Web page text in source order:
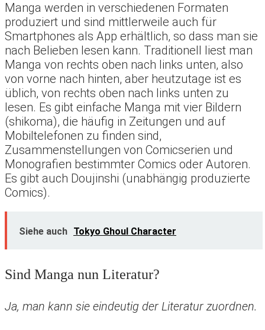
Manga werden in verschiedenen Formaten
produziert und sind mittlerweile auch für
Smartphones als App erhältlich, so dass man sie
nach Belieben lesen kann. Traditionell liest man
Manga von rechts oben nach links unten, also
von vorne nach hinten, aber heutzutage ist es
üblich, von rechts oben nach links unten zu
lesen. Es gibt einfache Manga mit vier Bildern
(shikoma), die häufig in Zeitungen und auf
Mobiltelefonen zu finden sind,
Zusammenstellungen von Comicserien und
Monografien bestimmter Comics oder Autoren.
Es gibt auch Doujinshi (unabhängig produzierte
Comics).
Siehe auch Tokyo Ghoul Character
Sind Manga nun Literatur?
Ja, man kann sie eindeutig der Literatur zuordnen.